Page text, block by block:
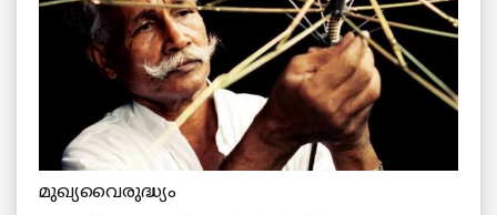
മുഖ്യവൈരുദ്ധ്യം